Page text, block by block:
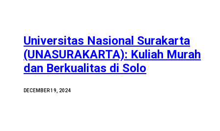
Universitas Nasional Surakarta
(UNASURAKARTA): Kuliah Murah
dan Berkualitas di Solo
DECEMBER 19, 2024